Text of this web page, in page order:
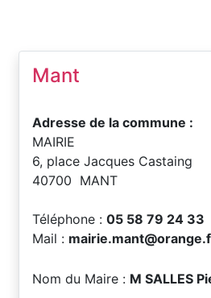
Mant
Adresse de la commune :
MAIRIE
6, place Jacques Castaing
40700 MANT
Téléphone : 05 58 79 24 33
Mail :
Nom du Maire : M SALLES